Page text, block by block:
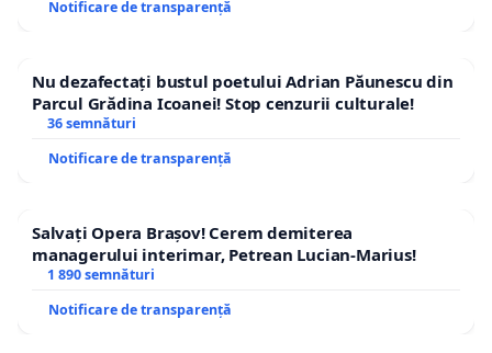
Notificare de transparență
Nu dezafectați bustul poetului Adrian Păunescu din
Parcul Grădina Icoanei! Stop cenzurii culturale!
36 semnături
Notificare de transparență
Salvați Opera Brașov! Cerem demiterea
managerului interimar, Petrean Lucian-Marius!
1 890 semnături
Notificare de transparență